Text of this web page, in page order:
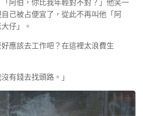
阿伯，你比我年輕對不對？」他笑一
己被占便宜了，從此不再叫他「阿
仔」。
好應該去工作吧？在這裡太浪費生
有錢去找頭路。」